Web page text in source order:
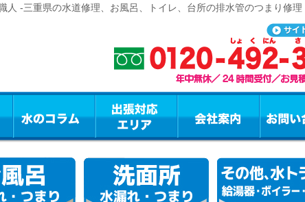
-三重県の水道修理、お風呂、トイレ、台所の排水管のつまり修理